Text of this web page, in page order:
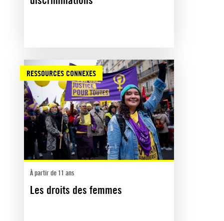
RESSOURCES CONNEXES
À partir de 11 ans
Les droits des femmes